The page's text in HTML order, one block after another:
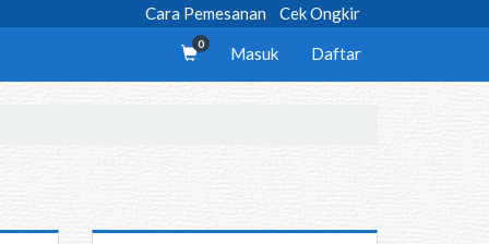
Cara Pemesanan Cek Ongkir
0 Masuk Daftar